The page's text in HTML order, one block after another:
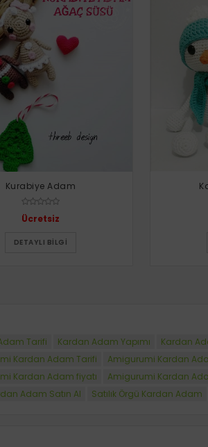
Kurabiye Adam
Ücretsiz
DETAYLI BILGI
Tarifi Kardan Adam Yapımı Kardan
Kardan Adam Tarifi
Amigurumi Kardan
Kardan Adam fiyatı
Amigurumi Kardan
Adam Satın Al
Satılık Örgü Kardan Adam